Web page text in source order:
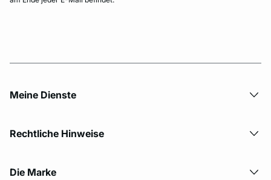
Meine Dienste
Rechtliche Hinweise
Die Marke